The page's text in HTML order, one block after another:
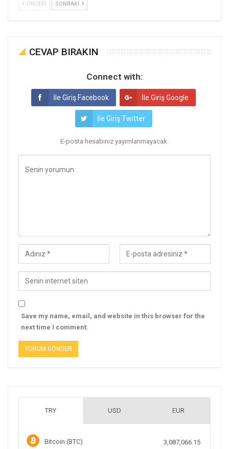
ÖNCEKI SONRAKI
CEVAP BIRAKIN
Connect with:
İle Giriş Facebook İle Giriş Google
İle Giriş Twitter
E-posta hesabınız yayımlanmayacak.
Save my name, email, and website in this browser for the
next time I comment.
TRY USD EUR
Bitcoin (BTC) 3,087,066.15